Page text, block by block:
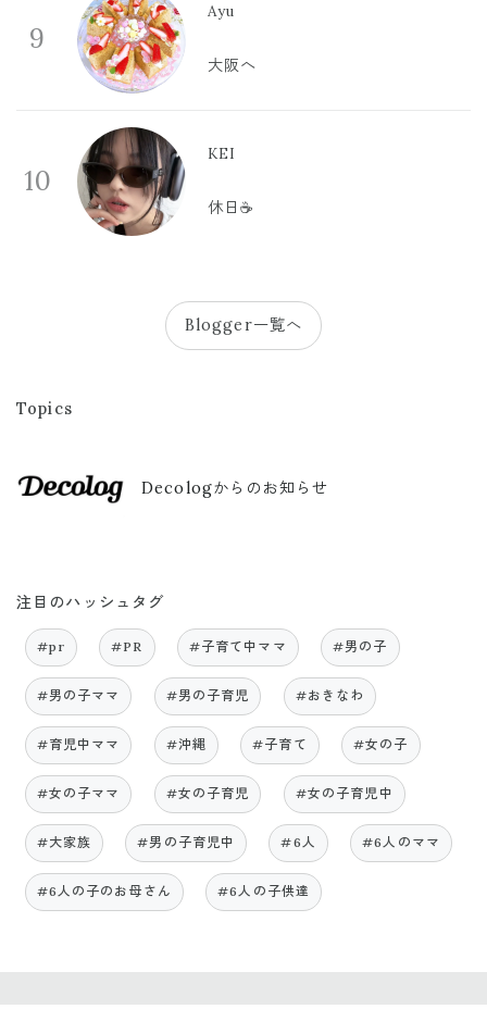
9
Ayu
大阪へ
10
KEI
休日☕️
Blogger一覧へ
Topics
Decologからのお知らせ
注目のハッシュタグ
#pr #PR #子育て中ママ #男の子
#男の子ママ #男の子育児 #おきなわ
#育児中ママ #沖縄 #子育て #女の子
#女の子ママ #女の子育児 #女の子育児中
#大家族 #男の子育児中 #6人 #6人のママ
#6人の子のお母さん #6人の子供達